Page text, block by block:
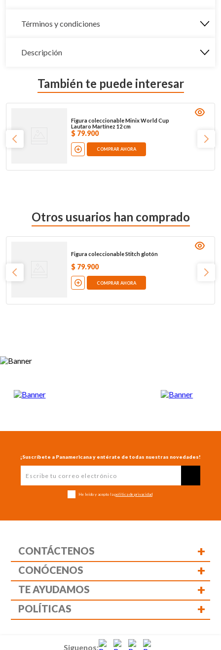
Términos y condiciones
Descripción
También te puede interesar
Figura coleccionable Minix World Cup
Lautaro Martínez 12 cm
$ 79.900
COMPRAR AHORA
Otros usuarios han comprado
Figura coleccionable Stitch glotón
$ 79.900
COMPRAR AHORA
¡Suscríbete a Panamericana y entérate de todas nuestras novedades!
He leído y acepto la política de privacidad
CONTÁCTENOS +
CONÓCENOS +
TE AYUDAMOS +
POLÍTICAS +
Siguenos: